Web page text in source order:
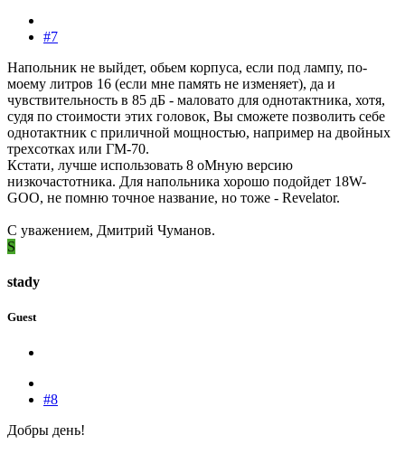
#7
Напольник не выйдет, обьем корпуса, если под лампу, по-
моему литров 16 (если мне память не изменяет), да и
чувствительность в 85 дБ - маловато для однотактника, хотя,
судя по стоимости этих головок, Вы сможете позволить себе
однотактник с приличной мощностью, например на двойных
трехсотках или ГМ-70.
Кстати, лучше использовать 8 оМную версию
низкочастотника. Для напольника хорошо подойдет 18W-
GOO, не помню точное название, но тоже - Revelator.
С уважением, Дмитрий Чуманов.
S
stady
Guest
#8
Добры день!